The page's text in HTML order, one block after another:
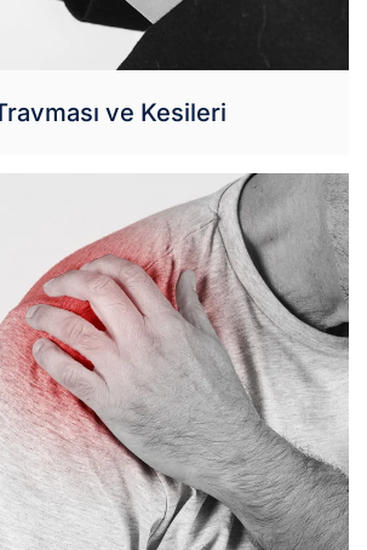
ve Kesileri